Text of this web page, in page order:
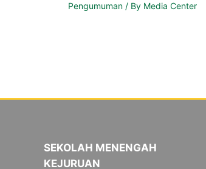
Pengumuman / By Media Center
SEKOLAH MENENGAH
KEJURUAN